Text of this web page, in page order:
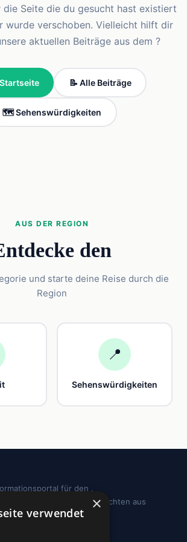
Seite die du gesucht hast existiert
wurde verschoben. Vielleicht hilft dir
aktuellen Beiträge aus dem ?
📝 Alle Beiträge
🗺️ Sehenswürdigkeiten
AUS DER REGION
den
und starte deine Reise durch die
Region
📍
Sehenswürdigkeiten
für den .
Ausflugstipps und Geschichten aus
×
verwendet